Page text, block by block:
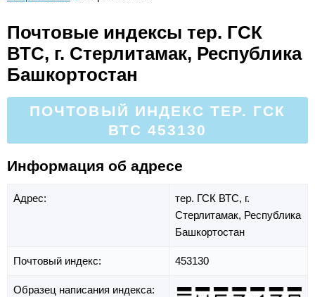
Почтовые индексы тер. ГСК
ВТС, г. Стерлитамак, Республика
Башкортостан
ПОЧТОВЫЙ ИНДЕКС ТЕР. ГСК
ВТС 453130
Информация об адресе
Адрес: тер. ГСК ВТС, г.
Стерлитамак, Республика
Башкортостан
Почтовый индекс: 453130
Образец написания индекса: